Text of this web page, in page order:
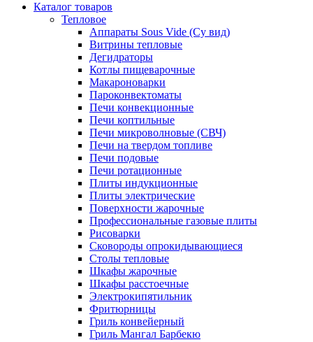
Каталог товаров
Тепловое
Аппараты Sous Vide (Су вид)
Витрины тепловые
Дегидраторы
Котлы пищеварочные
Макароноварки
Пароконвектоматы
Печи конвекционные
Печи коптильные
Печи микроволновые (СВЧ)
Печи на твердом топливе
Печи подовые
Печи ротационные
Плиты индукционные
Плиты электрические
Поверхности жарочные
Профессиональные газовые плиты
Рисоварки
Сковороды опрокидывающиеся
Столы тепловые
Шкафы жарочные
Шкафы расстоечные
Электрокипятильник
Фритюрницы
Гриль конвейерный
Гриль Мангал Барбекю